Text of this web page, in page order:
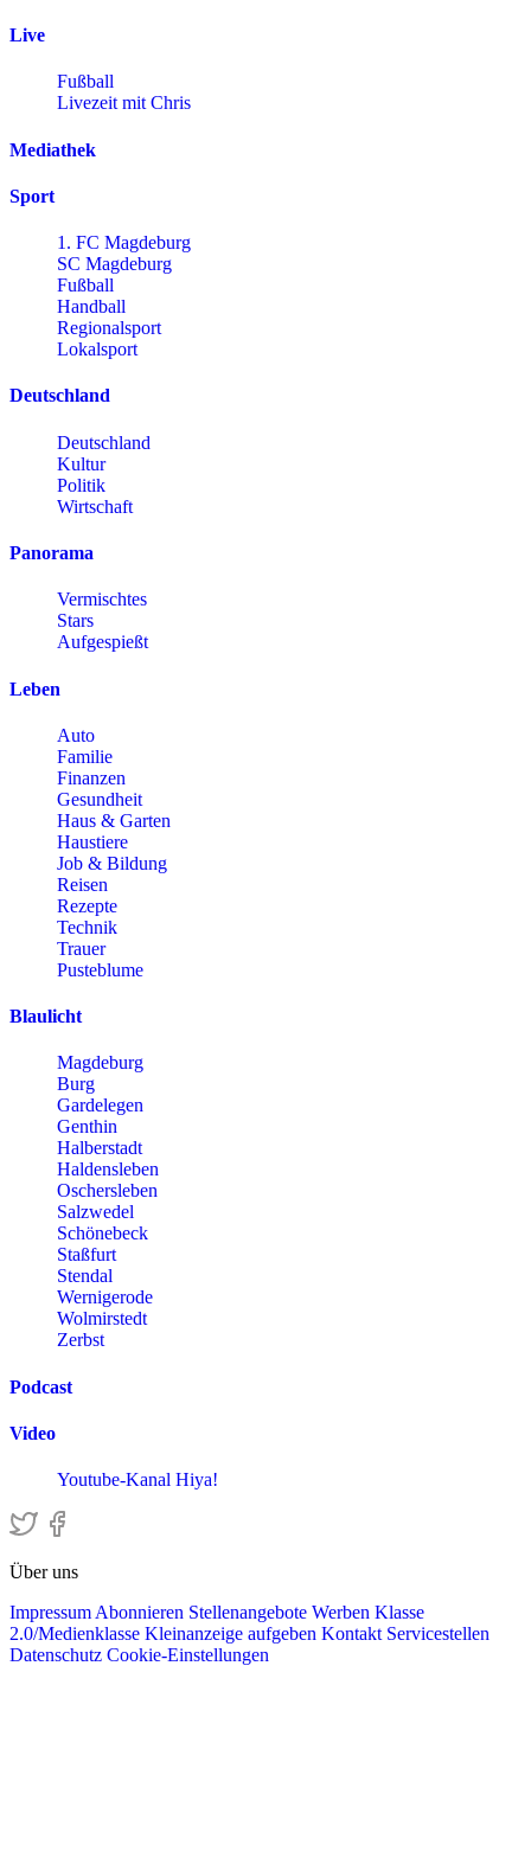
Live
Fußball
Livezeit mit Chris
Mediathek
Sport
1. FC Magdeburg
SC Magdeburg
Fußball
Handball
Regionalsport
Lokalsport
Deutschland
Deutschland
Kultur
Politik
Wirtschaft
Panorama
Vermischtes
Stars
Aufgespießt
Leben
Auto
Familie
Finanzen
Gesundheit
Haus & Garten
Haustiere
Job & Bildung
Reisen
Rezepte
Technik
Trauer
Pusteblume
Blaulicht
Magdeburg
Burg
Gardelegen
Genthin
Halberstadt
Haldensleben
Oschersleben
Salzwedel
Schönebeck
Staßfurt
Stendal
Wernigerode
Wolmirstedt
Zerbst
Podcast
Video
Youtube-Kanal Hiya!
Über uns
Impressum Abonnieren Stellenangebote Werben Klasse
2.0/Medienklasse Kleinanzeige aufgeben Kontakt Servicestellen
Datenschutz Cookie-Einstellungen